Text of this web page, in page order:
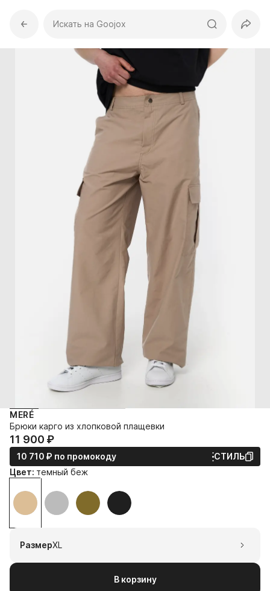
Искать на Goojox
MERÉ
Брюки карго из хлопковой плащевки
11 900⁠ ⁠₽
10 710⁠ ⁠₽ по промокоду
СТИЛЬ
Цвет: темный беж
РазмерXL
В корзину